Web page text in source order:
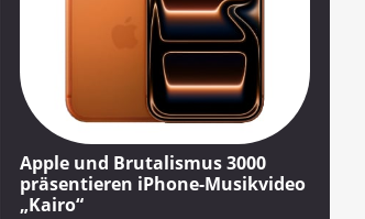
Apple und Brutalismus 3000
präsentieren iPhone-Musikvideo
„Kairo“